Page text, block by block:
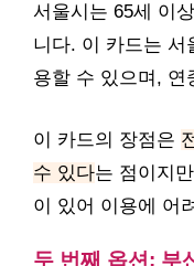
서울시는 65세 이
니다. 이 카드는 서
용할 수 있으며, 연
이 카드의 장점은
수 있다는 점이지
이 있어 이용에 어
두 번째 옵션: 부